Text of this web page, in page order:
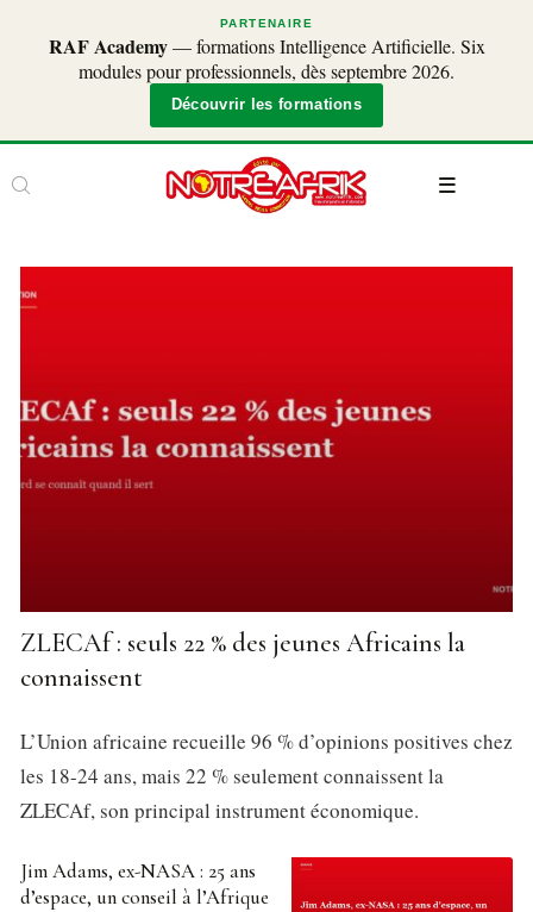
PARTENAIRE
RAF Academy— formations Intelligence Artificielle. Six
modules pour professionnels, dès septembre 2026.
Découvrir les formations
ZLECAf : seuls 22 % des jeunes Africains la
connaissent
L’Union africaine recueille 96 % d’opinions positives chez
les 18-24 ans, mais 22 % seulement connaissent la
ZLECAf, son principal instrument économique.
Jim Adams, ex-NASA : 25 ans
d’espace, un conseil à l’Afrique